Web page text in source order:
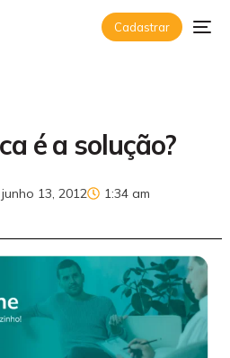
Cadastrar
é a solução?
junho 13, 2012
1:34 am